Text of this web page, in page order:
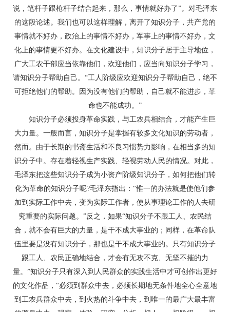
说，笔杆子跟枪杆子结合起来，那么，事情就好办了”。对毛泽东
的这段论述。我们也可以这样理解，离开了知识分子，共产党的
事情就不好办，政治上的事情不好办，军事上的事情不好办，文
化上的事情更不好办。在文化建设中，知识分子居于主导地位，
广大工农干部应当依靠他们，欢迎他们，应当向知识分子学习，
请知识分子帮助自己。“工人阶级应欢迎知识分子帮助自己，绝不
可拒绝他们的帮助。因为没有他们的帮助，自己就不能进步，革
命也不能成功。”
知识分子必须投身革命实践，与工农兵相结合，才能产生巨
大力量。一般而言，知识分子是掌握有较多文化知识的劳动者，
然而。由于长期的书斋生活和不良习惯势力影响，在相当多的知
识分子中。存在着轻视生产实践、轻视劳动人民的情况。对此，
毛泽东把这些知识分子成为小资产阶级知识分子，如何把他们转
化为革命的知识分子呢?毛泽东指出：“惟一的办法就是使他们参
加到实际工作中去，变为实际工作者，使从事理论工作的人去研
究重要的实际问题。”反之，如果“知识分子不跟工人、农民结
合，就不会有巨大的力量，是干不成大事业的；同样，在革命队
伍里要是没有知识分子，那也是干不成大事业的。只有知识分子
跟工人、农民正确地结合，才会有无攻不克、无坚不摧的力
量。”知识分子只有深入到人民群众的实践生活中才可创作出更好
的文化作品，“必须到群众中去，必须长期地无条件地全心全意地
到工农兵群众中去，到火热的斗争中去，到唯一的最广大最丰富